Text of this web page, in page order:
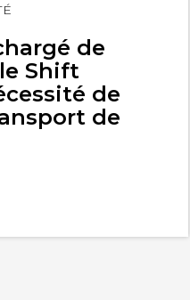
de
Shift
de
de